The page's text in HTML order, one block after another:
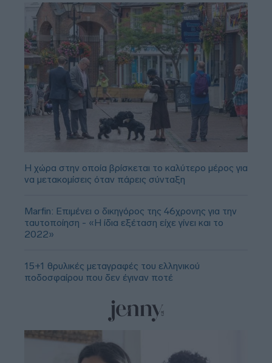
Η χώρα στην οποία βρίσκεται το καλύτερο μέρος για
να μετακομίσεις όταν πάρεις σύνταξη
Marfin: Επιμένει ο δικηγόρος της 46χρονης για την
ταυτοποίηση - «Η ίδια εξέταση είχε γίνει και το
2022»
15+1 θρυλικές μεταγραφές του ελληνικού
ποδοσφαίρου που δεν έγιναν ποτέ